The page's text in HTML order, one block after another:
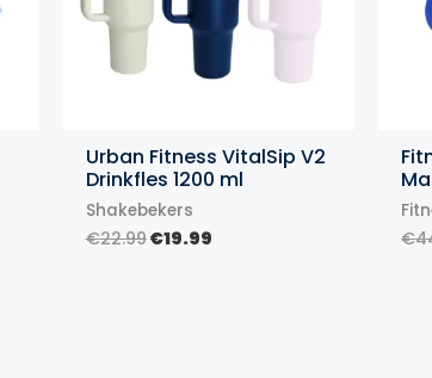
Urban Fitness VitalSip V2
Drinkfles 1200 ml
Shakebekers
€22.99Oorspronkelijke
€19.99Huidige
€